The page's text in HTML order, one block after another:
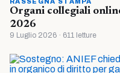
Organi collegiali
2026
9 Luglio 2026 · 611 letture